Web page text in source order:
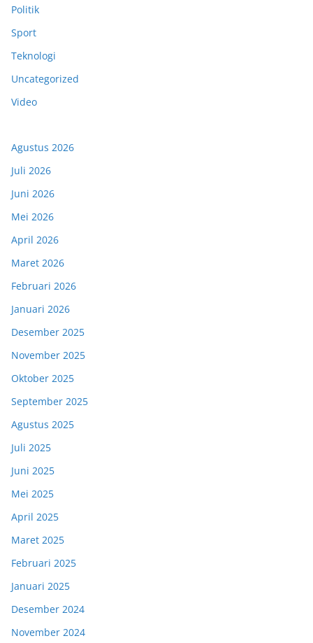
Politik
Sport
Teknologi
Uncategorized
Video
Agustus 2026
Juli 2026
Juni 2026
Mei 2026
April 2026
Maret 2026
Februari 2026
Januari 2026
Desember 2025
November 2025
Oktober 2025
September 2025
Agustus 2025
Juli 2025
Juni 2025
Mei 2025
April 2025
Maret 2025
Februari 2025
Januari 2025
Desember 2024
November 2024